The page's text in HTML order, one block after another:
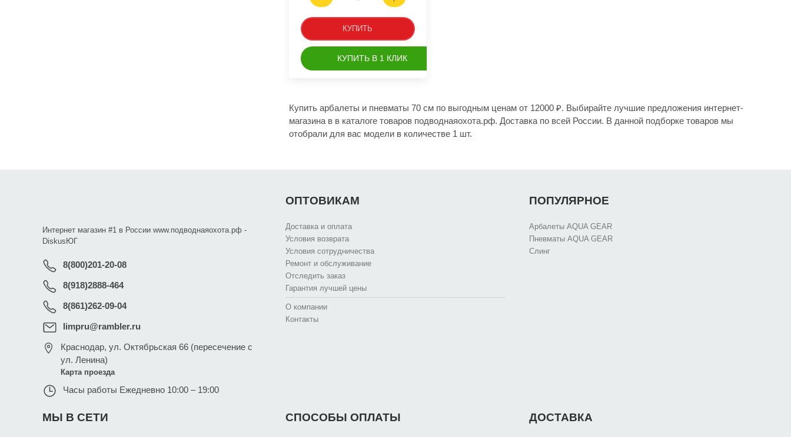
КУПИТЬ
КУПИТЬ В 1 КЛИК
Купить арбалеты и пневматы 70 см по выгодным ценам от 12000 ₽. Выбирайте лучшие предложения интернет-
магазина в в каталоге товаров подводнаяохота.рф. Доставка по всей России. В данной подборке товаров мы
отобрали для вас модели в количестве 1 шт.
Интернет магазин #1 в России www.подводнаяохота.рф -
DiskusЮГ
8(800)201-20-08
8(918)2888-464
8(861)262-09-04
limpru@rambler.ru
Краснодар, ул. Октябрьская 66 (пересечение с
ул. Ленина)
Карта проезда
Часы работы Ежедневно 10:00 – 19:00
ОПТОВИКАМ
Доставка и оплата
Условия возврата
Условия сотрудничества
Ремонт и обслуживание
Отследить заказ
Гарантия лучшей цены
О компании
Контакты
ПОПУЛЯРНОЕ
Арбалеты AQUA GEAR
Пневматы AQUA GEAR
Слинг
МЫ В СЕТИ СПОСОБЫ ОПЛАТЫ ДОСТАВКА